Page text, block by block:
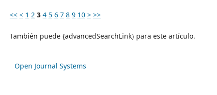
<< < 1 2 3 4 5 6 7 8 9 10 > >>
También puede {advancedSearchLink} para este artículo.
Open Journal Systems